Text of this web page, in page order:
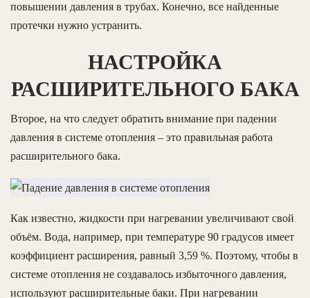
повышении давления в трубах. Конечно, все найденные
протечки нужно устранить.
НАСТРОЙКА
РАСШИРИТЕЛЬНОГО БАКА
Второе, на что следует обратить внимание при падении
давления в системе отопления – это правильная работа
расширительного бака.
Как известно, жидкости при нагревании увеличивают свой
объём. Вода, например, при температуре 90 градусов имеет
коэффициент расширения, равный 3,59 %. Поэтому, чтобы в
системе отопления не создавалось избыточного давления,
используют расширительные баки. При нагревании